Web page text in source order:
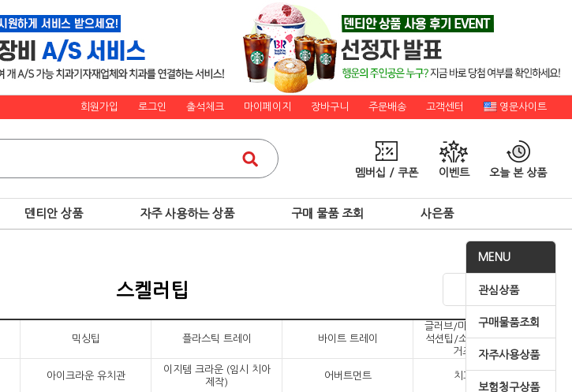
회원가입 로그인 출석체크 마이페이지 장바구니 주문배송 고객센터 영문사이트
멤버십 / 쿠폰 이벤트 오늘 본 상품
덴티안 상품 자주 사용하는 상품 구매 물품 조회 사은품
MENU
관심상품
구매물품조회
자주사용상품
보험청구상품
스켈러팁
믹싱팁 플라스틱 트레이 바이트 트레이
글러브/마스크/에이프런/
석션팁/소독비닐롤,봉투/
거즈/코튼롤
아이크라운 유치관
이지템 크라운 (임시 치아
제작)
어버트먼트 치과용 필름